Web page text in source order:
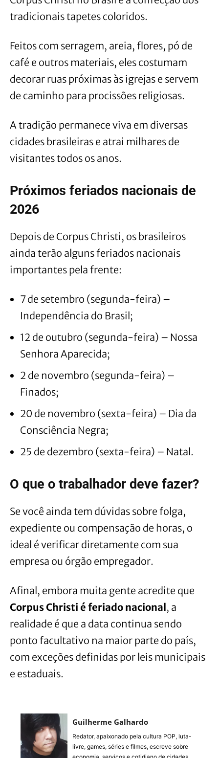
tradicionais tapetes coloridos.
Feitos com serragem, areia, flores, pó de
café e outros materiais, eles costumam
decorar ruas próximas às igrejas e servem
de caminho para procissões religiosas.
A tradição permanece viva em diversas
cidades brasileiras e atrai milhares de
visitantes todos os anos.
Próximos feriados nacionais de
2026
Depois de Corpus Christi, os brasileiros
ainda terão alguns feriados nacionais
importantes pela frente:
7 de setembro (segunda-feira) –
Independência do Brasil;
12 de outubro (segunda-feira) – Nossa
Senhora Aparecida;
2 de novembro (segunda-feira) –
Finados;
20 de novembro (sexta-feira) – Dia da
Consciência Negra;
25 de dezembro (sexta-feira) – Natal.
O que o trabalhador deve fazer?
Se você ainda tem dúvidas sobre folga,
expediente ou compensação de horas, o
ideal é verificar diretamente com sua
empresa ou órgão empregador.
Afinal, embora muita gente acredite que
Corpus Christi é feriado nacional, a
realidade é que a data continua sendo
ponto facultativo na maior parte do país,
com exceções definidas por leis municipais
e estaduais.
Guilherme Galhardo
Redator, apaixonado pela cultura POP, luta-
livre, games, séries e filmes, escreve sobre